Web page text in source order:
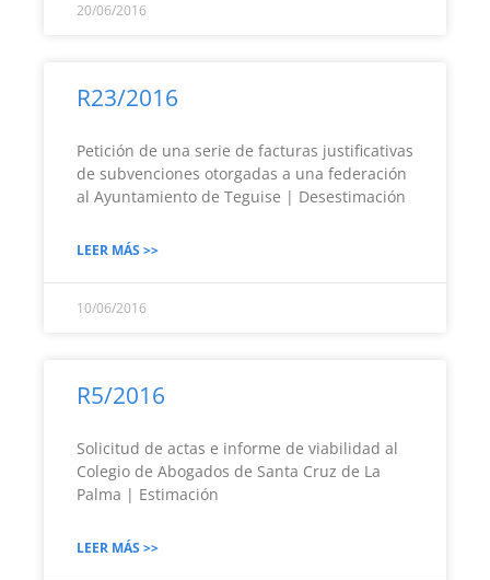
20/06/2016
R23/2016
Petición de una serie de facturas justificativas
de subvenciones otorgadas a una federación
al Ayuntamiento de Teguise | Desestimación
LEER MÁS >>
10/06/2016
R5/2016
Solicitud de actas e informe de viabilidad al
Colegio de Abogados de Santa Cruz de La
Palma | Estimación
LEER MÁS >>